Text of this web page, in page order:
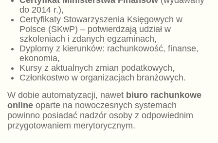
do 2014 r.),
Certyfikaty Stowarzyszenia Księgowych w
Polsce (SKwP) – potwierdzają udział w
szkoleniach i zdanych egzaminach,
Dyplomy z kierunków: rachunkowość, finanse,
ekonomia,
Kursy z aktualnych zmian podatkowych,
Członkostwo w organizacjach branżowych.
W dobie automatyzacji, nawet biuro rachunkowe
onlineoparte na nowoczesnych systemach
powinno posiadać nadzór osoby z odpowiednim
przygotowaniem merytorycznym.